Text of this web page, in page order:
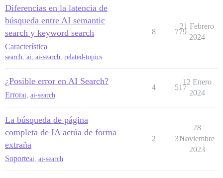
Diferencias en la latencia de
búsqueda entre AI semantic
search y keyword search
Característica
search, ai, ai-search, related-topics
8 779
21 Febrero
2024
¿Posible error en AI Search?
Errorai ai-search
4 517
12 Enero
2024
La búsqueda de página
completa de IA actúa de forma
extraña
Soporteai ai-search
2 316
28
Noviembre
2023